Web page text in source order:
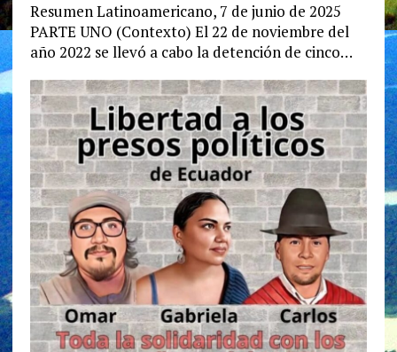
Resumen Latinoamericano, 7 de junio de 2025
PARTE UNO (Contexto) El 22 de noviembre del
año 2022 se llevó a cabo la detención de cinco…